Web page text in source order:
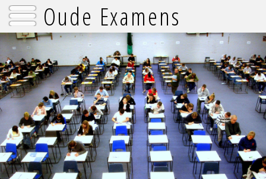
Oude Examens